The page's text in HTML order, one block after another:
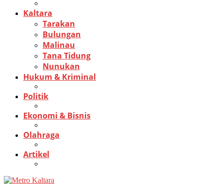
Kaltara
Tarakan
Bulungan
Malinau
Tana Tidung
Nunukan
Hukum & Kriminal
Politik
Ekonomi & Bisnis
Olahraga
Artikel